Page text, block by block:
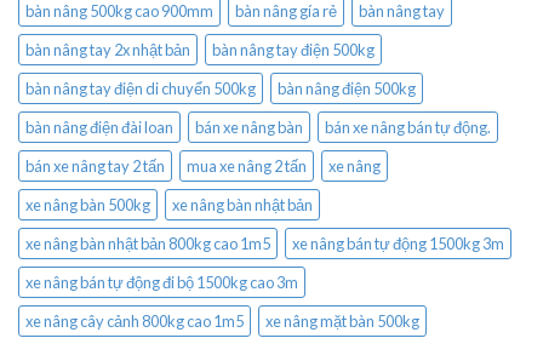
bàn nâng 500kg cao 900mm bàn nâng gía rẻ
bàn nâng tay
bàn nâng tay 2x nhật bản
bàn nâng tay điện 500kg
bàn nâng tay điện di chuyển 500kg
bàn nâng điện 500kg
bàn nâng điện đài loan
bán xe nâng bàn
bán xe nâng bán tự động.
bán xe nâng tay 2 tấn
mua xe nâng 2 tấn
xe nâng
xe nâng bàn 500kg
xe nâng bàn nhật bản
xe nâng bàn nhật bản 800kg cao 1m5
xe nâng bán tự động 1500kg 3m
xe nâng bán tự động đi bộ 1500kg cao 3m
xe nâng cây cảnh 800kg cao 1m5
xe nâng mặt bàn 500kg